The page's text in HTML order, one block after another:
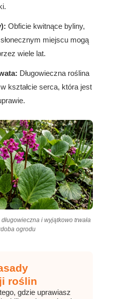
Obficie kwitnące byliny,
miejscu mogą
wiele lat.
Długowieczna roślina
kształcie serca, która jest
i wyjątkowo trwała
ogrodu
roślin
gdzie uprawiasz